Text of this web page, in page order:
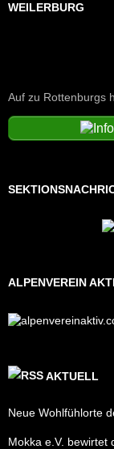
WEILERBURG
Auf zu Rottenburgs
ALPENVEREIN
AKTUELL
Neue Wohlfühlorte
Mokka e.V. bewirtet